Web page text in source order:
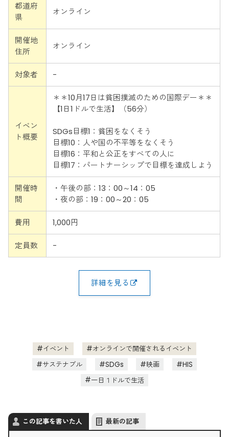
都道府
県
オンライン
開催地
住所
オンライン
対象者 -
イベン
ト概要
＊＊10月17日は貧困撲滅のための国際デー＊＊
【1日1ドルで生活】（56分）
SDGs目標1：貧困をなくそう
目標10：人や国の不平等をなくそう
目標16：平和と公正をすべての人に
目標17：パートナーシップで目標を達成しよう
開催時
間
・午後の部：13：00～14：05
・夜の部：19：00～20：05
費用 1,000円
定員数 -
詳細を見る
イベント
オンラインで開催されるイベント
サステナブル
SDGs 映画
HIS
一日１ドルで生活
この記事を書いた人 最新の記事